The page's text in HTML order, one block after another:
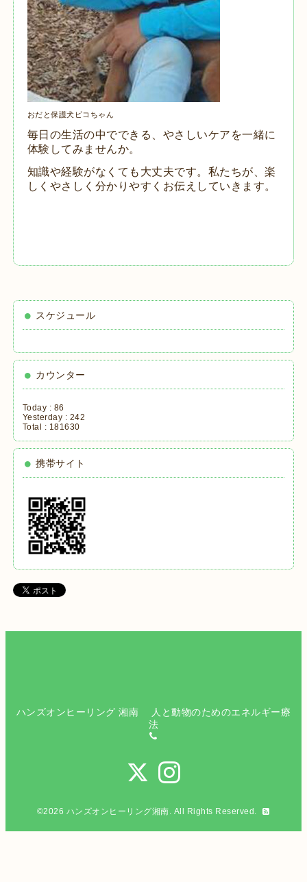
おだと保護犬ピコちゃん
毎日の生活の中でできる、やさしいケアを一緒に
体験してみませんか。
知識や経験がなくても大丈夫です。私たちが、楽
しくやさしく分かりやすくお伝えしていきます。
スケジュール
カウンター
Today : 86
Yesterday : 242
Total : 181630
携帯サイト
ハンズオンヒーリング 湘南 人と動物のためのエネルギー療
法
©2026 ハンズオンヒーリング湘南. All Rights Reserved.